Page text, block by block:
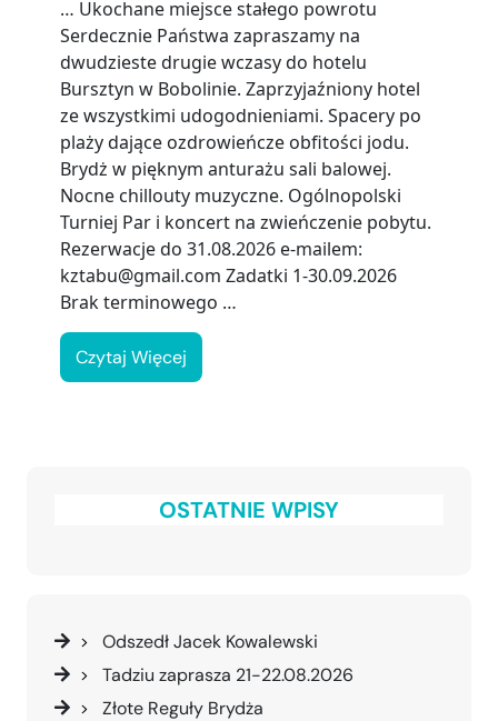
… Ukochane miejsce stałego powrotu
Serdecznie Państwa zapraszamy na
dwudzieste drugie wczasy do hotelu
Bursztyn w Bobolinie. Zaprzyjaźniony hotel
ze wszystkimi udogodnieniami. Spacery po
plaży dające ozdrowieńcze obfitości jodu.
Brydż w pięknym anturażu sali balowej.
Nocne chillouty muzyczne. Ogólnopolski
Turniej Par i koncert na zwieńczenie pobytu.
Rezerwacje do 31.08.2026 e-mailem:
kztabu@gmail.com Zadatki 1-30.09.2026
Brak terminowego …
Czytaj Więcej
OSTATNIE WPISY
Odszedł Jacek Kowalewski
Tadziu zaprasza 21-22.08.2026
Złote Reguły Brydża